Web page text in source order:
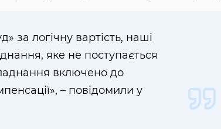
за логічну вартість, наші
яке не поступається
включено до
– повідомили у